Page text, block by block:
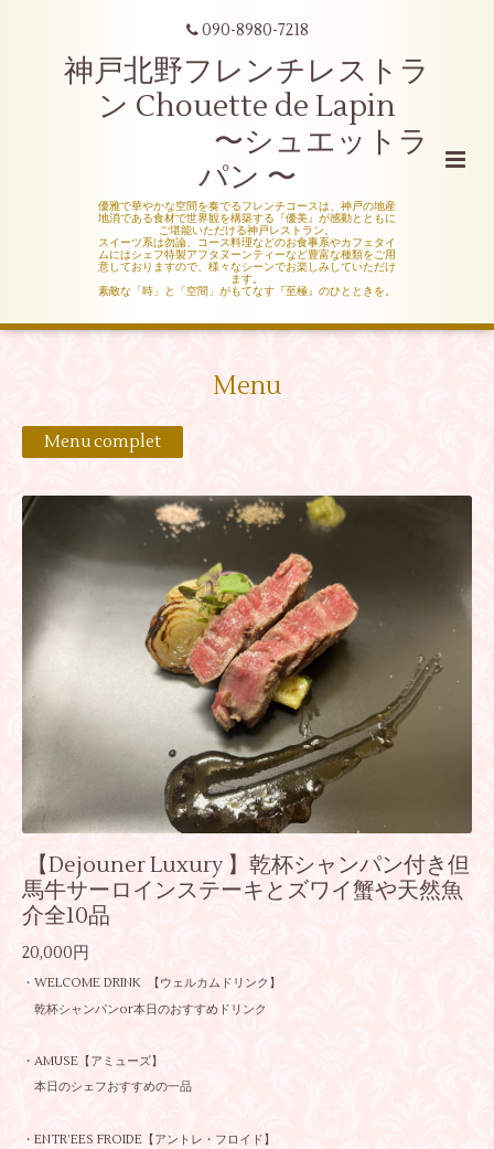
090-8980-7218
神戸北野フレンチレストラ
ン Chouette de Lapin
〜シュエットラ
パン 〜
優雅で華やかな空間を奏でるフレンチコースは、神戸の地産
地消である食材で世界観を構築する『優美』が感動とともに
ご堪能いただける神戸レストラン。
スイーツ系は勿論、コース料理などのお食事系やカフェタイ
ムにはシェフ特製アフタヌーンティーなど豊富な種類をご用
意しておりますので、様々なシーンでお楽しみしていただけ
ます。
素敵な「時」と「空間」がもてなす『至極』のひとときを。
Menu
Menu complet
【Dejouner Luxury 】乾杯シャンパン付き但
馬牛サーロインステーキとズワイ蟹や天然魚
介全10品
20,000円
・WELCOME DRINK 【ウェルカムドリンク】
乾杯シャンパンor本日のおすすめドリンク
・AMUSE【アミューズ】
本日のシェフおすすめの一品
・ENTR’EES FROIDE【アントレ・フロイド】